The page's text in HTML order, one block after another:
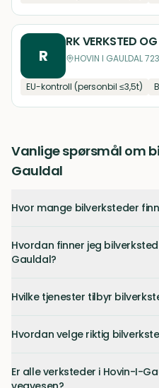
R
RK VERKSTED
HOVIN I GAULDAL
EU-kontroll (personbil ≤3,5t)
Vanlige spørsmål om
Gauldal
Hvor mange bilverksteder
Hvordan finner jeg
Gauldal?
Hvilke tjenester tilbyr
Hvordan velge riktig
Er alle verksteder i Hovin-I-